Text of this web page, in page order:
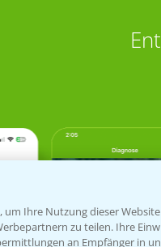
Ihre Nutzung dieser
zu teilen. Ihre
an Empfänger in